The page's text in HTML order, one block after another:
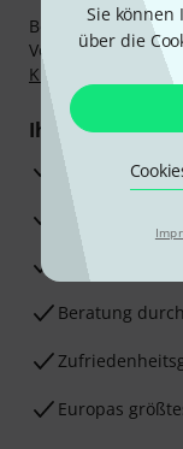
Sie
über die
Bezahlen Sie
Vorkasse, PayPal,
Klarna
Ihre Vorteile
3 Jahre
30 Tage
Beratung
Europas